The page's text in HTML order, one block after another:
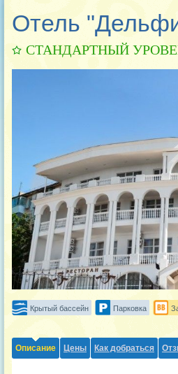
Отель
СТАНДАРТНЫЙ
Крытый бассейн Парковка
Описание Цены Как добраться